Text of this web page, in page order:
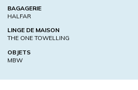
BAGAGERIE
HALFAR
LINGE DE MAISON
THE ONE TOWELLING
OBJETS
MBW